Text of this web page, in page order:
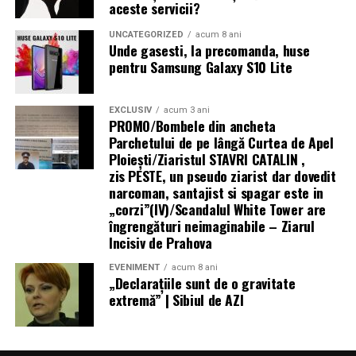
variantele de culoare Twilight Brown și Shadow Black, la
prețurile recomandate de 1.199 lei, respectiv 1.099 lei
iar până pe 31 august acesta vine cu o reducere de 100
de lei la toți partenerii oficiali HONOR.
Mai multe informații despre HONOR Watch 6 sunt
disponibile pe pagina oficială a produsului:
https://www.honor.com/ro/wearables/honor-watch-6/.
aceste servicii?
UNCATEGORIZED acum 8 ani
Unde gasesti, la precomanda, huse
pentru Samsung Galaxy S10 Lite
EXCLUSIV acum 3 ani
PROMO/Bombele din ancheta
Parchetului de pe lângă Curtea de Apel
Ploieşti/Ziaristul STAVRI CATALIN ,
zis PESTE, un pseudo ziarist dar dovedit
narcoman, santajist si spagar este in
„corzi”(IV)/Scandalul White Tower are
îngrengături neimaginabile – Ziarul
Incisiv de Prahova
EVENIMENT acum 8 ani
„Declaraţiile sunt de o gravitate
extremă” | Sibiul de AZI